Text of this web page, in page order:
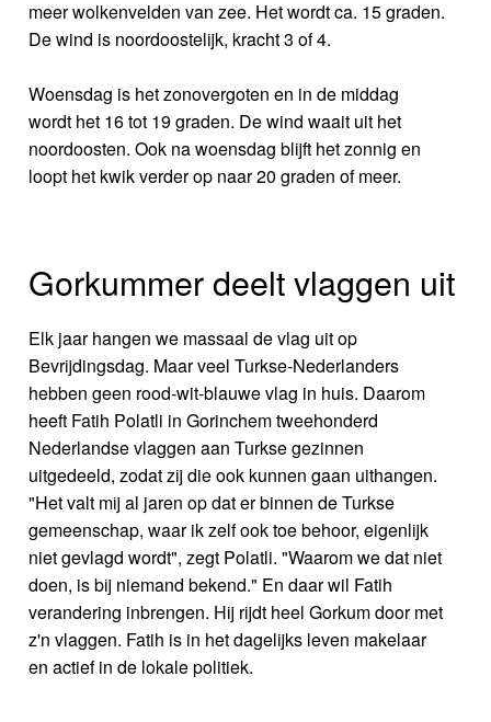
meer wolkenvelden van zee. Het wordt ca. 15 graden.
De wind is noordoostelijk, kracht 3 of 4.
Woensdag is het zonovergoten en in de middag
wordt het 16 tot 19 graden. De wind waait uit het
noordoosten. Ook na woensdag blijft het zonnig en
loopt het kwik verder op naar 20 graden of meer.
Gorkummer deelt vlaggen uit
Elk jaar hangen we massaal de vlag uit op
Bevrijdingsdag. Maar veel Turkse-Nederlanders
hebben geen rood-wit-blauwe vlag in huis. Daarom
heeft Fatih Polatli in Gorinchem tweehonderd
Nederlandse vlaggen aan Turkse gezinnen
uitgedeeld, zodat zij die ook kunnen gaan uithangen.
"Het valt mij al jaren op dat er binnen de Turkse
gemeenschap, waar ik zelf ook toe behoor, eigenlijk
niet gevlagd wordt", zegt Polatli. "Waarom we dat niet
doen, is bij niemand bekend." En daar wil Fatih
verandering inbrengen. Hij rijdt heel Gorkum door met
z'n vlaggen. Fatih is in het dagelijks leven makelaar
en actief in de lokale politiek.